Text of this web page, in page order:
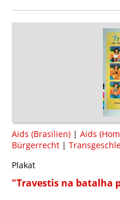
Aids (Brasilien) | Aids
Bürgerrecht |
Plakat
"Travestis na batalha